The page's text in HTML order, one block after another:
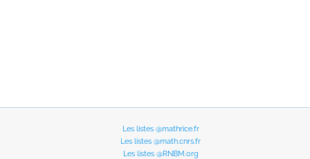
Les listes @mathrice.fr
Les listes @math.cnrs.fr
Les listes @RNBM.org